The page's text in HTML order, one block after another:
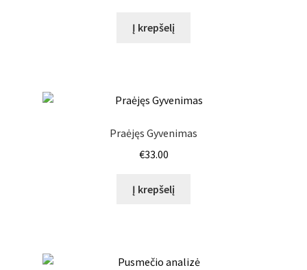
Į krepšelį
Praėjęs Gyvenimas
€33.00
Į krepšelį